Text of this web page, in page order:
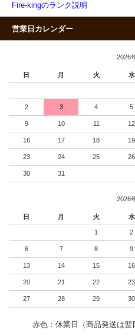
Fire-kingのランク説明
営業日カレンダー
2026
日 月 火 水
2 3 4 5
9 10 11 12
16 17 18 19
23 24 25 26
30 31
2026
日 月 火 水
1 2
6 7 8 9
13 14 15 16
20 21 22 23
27 28 29 30
赤色：休業日（商品発送は翌